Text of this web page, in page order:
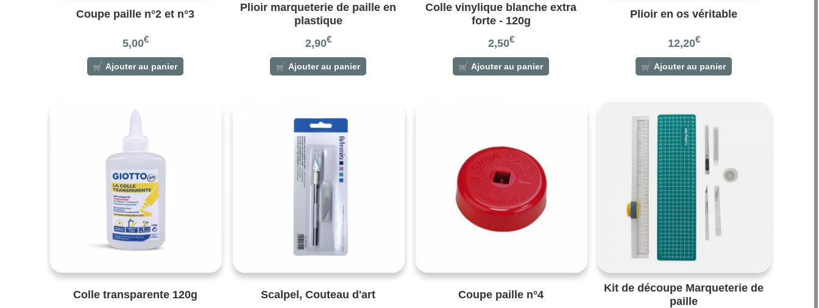
Coupe paille n°2 et n°3
5,00€
Ajouter au panier
Plioir marqueterie de paille en
plastique
2,90€
Ajouter au panier
Colle vinylique blanche extra
forte - 120g
2,50€
Ajouter au panier
Plioir en os véritable
12,20€
Ajouter au panier
Colle transparente 120g Scalpel, Couteau d'art Coupe paille n°4
Kit de découpe Marqueterie de
paille